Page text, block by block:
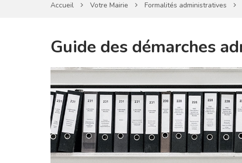
Accueil Votre Mairie Formalités administratives
Guide des démarches